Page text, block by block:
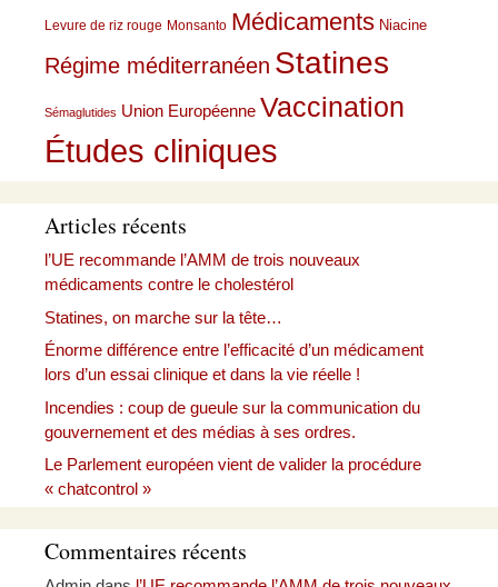
Levure de riz rouge Monsanto Médicaments Niacine
Régime méditerranéen Statines
Sémaglutides Union Européenne Vaccination
Études cliniques
Articles récents
l’UE recommande l’AMM de trois nouveaux
médicaments contre le cholestérol
Statines, on marche sur la tête…
Énorme différence entre l’efficacité d’un médicament
lors d’un essai clinique et dans la vie réelle !
Incendies : coup de gueule sur la communication du
gouvernement et des médias à ses ordres.
Le Parlement européen vient de valider la procédure
« chatcontrol »
Commentaires récents